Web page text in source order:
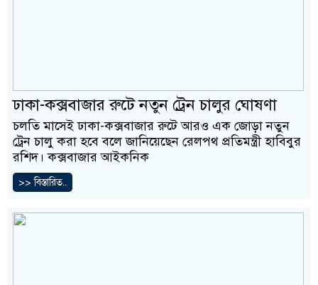
ঢাকা-কক্সবাজার রুটে নতুন ট্রেন চালুর ঘোষণা
চলতি মাসেই ঢাকা-কক্সবাজার রুটে আরও এক জোড়া নতুন
ট্রেন চালু করা হবে বলে জানিয়েছেন রেলপথ প্রতিমন্ত্রী হাবিবুর
রশিদ। কক্সবাজার আইকনিক
>> বিস্তারিত..